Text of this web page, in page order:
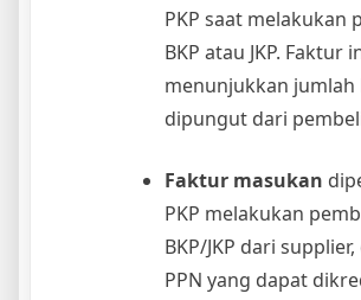
PKP saat melakukan
BKP atau JKP. Faktur
menunjukkan jumlah
dipungut dari
Faktur masukan
PKP melakukan
BKP/JKP dari
PPN yang dapat